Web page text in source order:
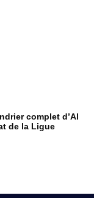
complet d’Al
de la Ligue